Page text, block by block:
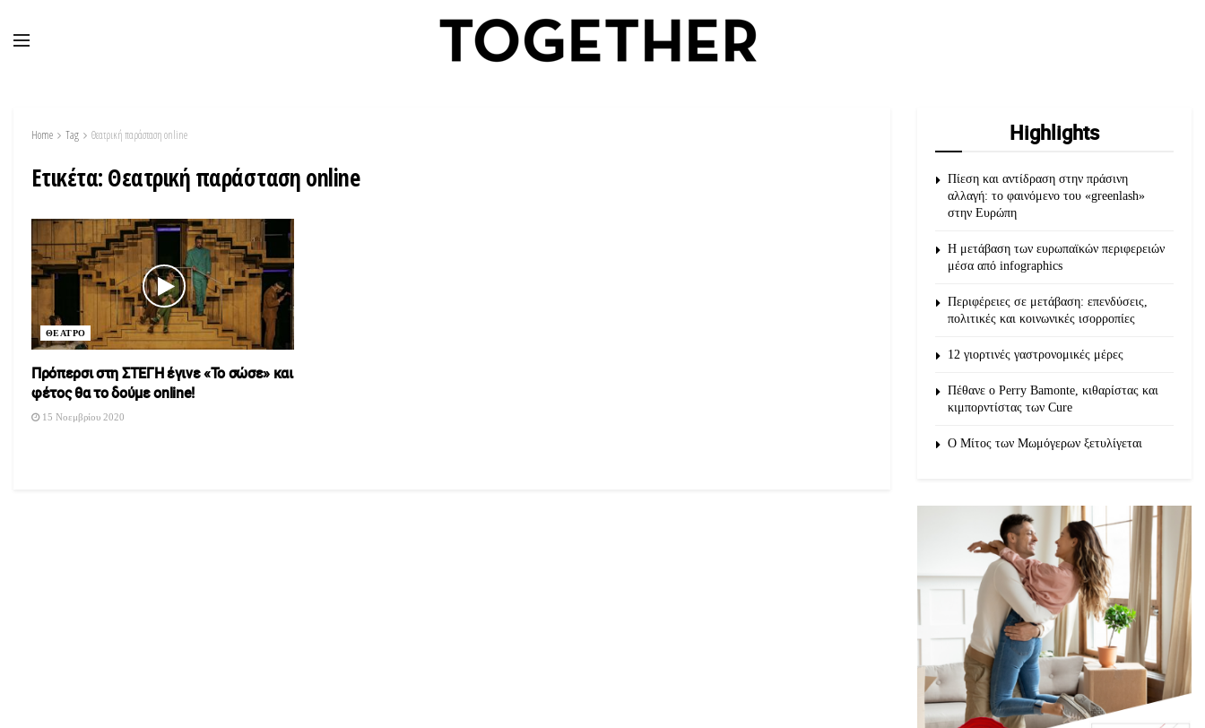
Home Tag Θεατρική παράσταση online
Ετικέτα:Θεατρική παράσταση online
ΘΕΑΤΡΟ
Πρόπερσι στη ΣΤΕΓΗ έγινε «Το σώσε» και
φέτος θα το δούμε online!
15 Νοεμβρίου 2020
Highlights
Πίεση και αντίδραση στην πράσινη
αλλαγή: το φαινόμενο του «greenlash»
στην Ευρώπη
Η μετάβαση των ευρωπαϊκών περιφερειών
μέσα από infographics
Περιφέρειες σε μετάβαση: επενδύσεις,
πολιτικές και κοινωνικές ισορροπίες
12 γιορτινές γαστρονομικές μέρες
Πέθανε ο Perry Bamonte, κιθαρίστας και
κιμπορντίστας των Cure
O Μίτος των Μωμόγερων ξετυλίγεται